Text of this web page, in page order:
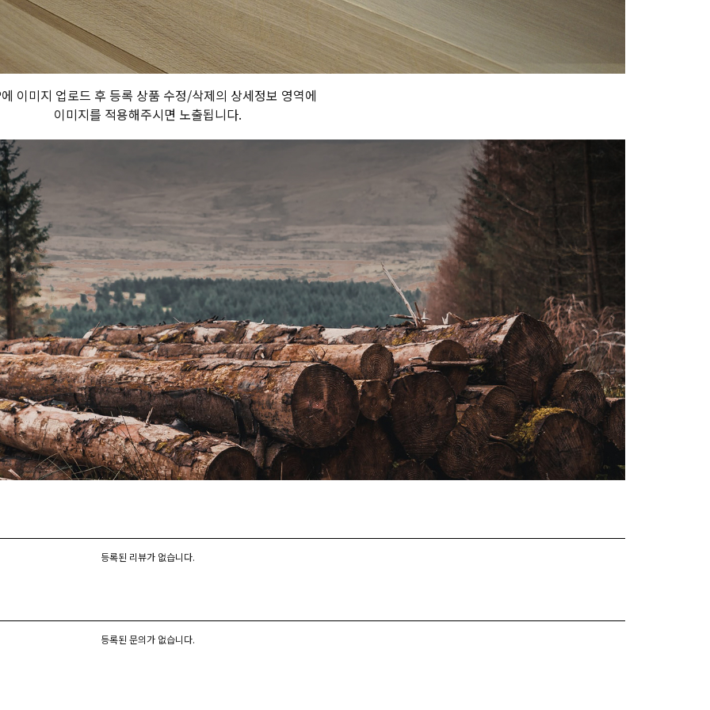
이미지 업로드 후 등록 상품 수정/삭제의 상세정보 영역에
이미지를 적용해주시면 노출됩니다.
등록된 리뷰가 없습니다.
등록된 문의가 없습니다.